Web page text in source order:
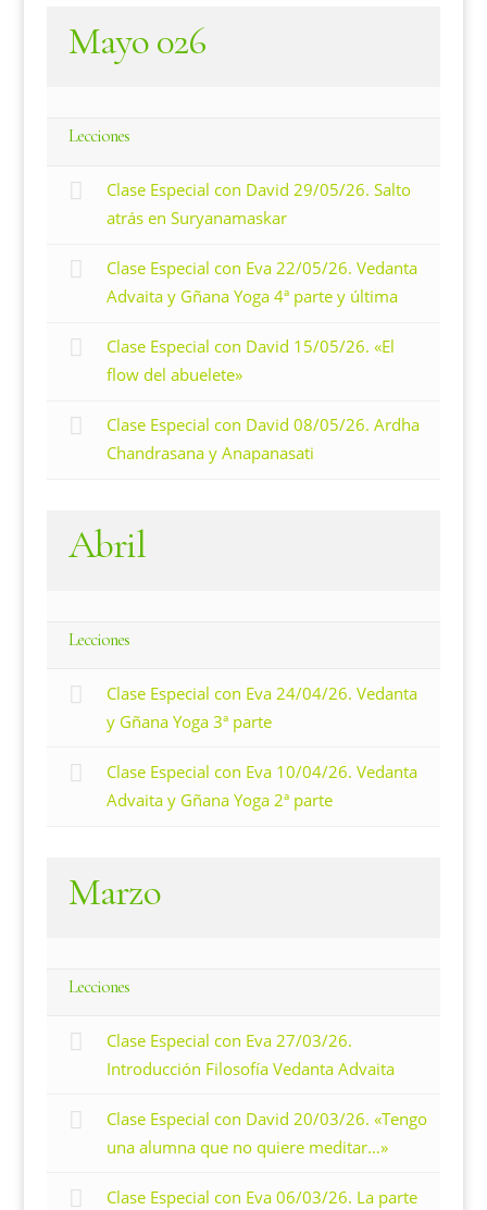
Mayo 026
Lecciones
Clase Especial con David 29/05/26. Salto
atrás en Suryanamaskar
Clase Especial con Eva 22/05/26. Vedanta
Advaita y Gñana Yoga 4ª parte y última
Clase Especial con David 15/05/26. «El
flow del abuelete»
Clase Especial con David 08/05/26. Ardha
Chandrasana y Anapanasati
Abril
Lecciones
Clase Especial con Eva 24/04/26. Vedanta
y Gñana Yoga 3ª parte
Clase Especial con Eva 10/04/26. Vedanta
Advaita y Gñana Yoga 2ª parte
Marzo
Lecciones
Clase Especial con Eva 27/03/26.
Introducción Filosofía Vedanta Advaita
Clase Especial con David 20/03/26. «Tengo
una alumna que no quiere meditar…»
Clase Especial con Eva 06/03/26. La parte